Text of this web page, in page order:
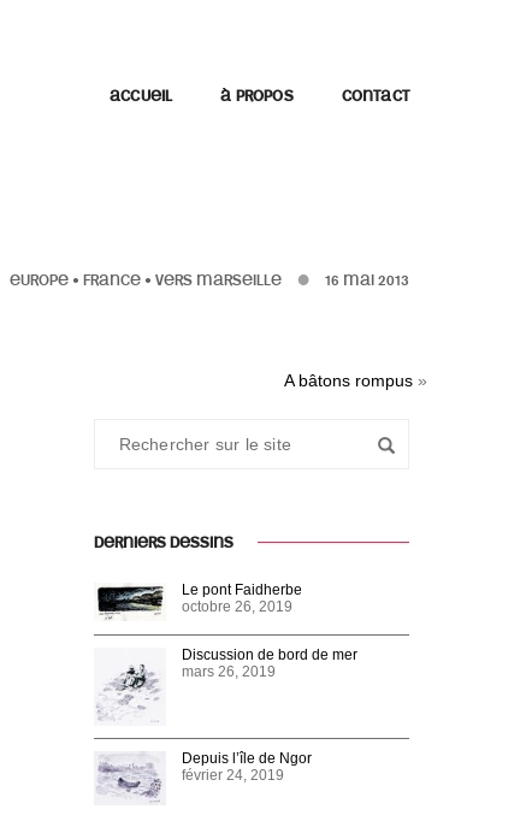
ACCUEIL À PROPOS CONTACT
EUROPE • FRANCE • VERS MARSEILLE 16 MAI 2013
A bâtons rompus »
DERNIERS DESSINS
Le pont Faidherbe
octobre 26, 2019
Discussion de bord de mer
mars 26, 2019
Depuis l’île de Ngor
février 24, 2019